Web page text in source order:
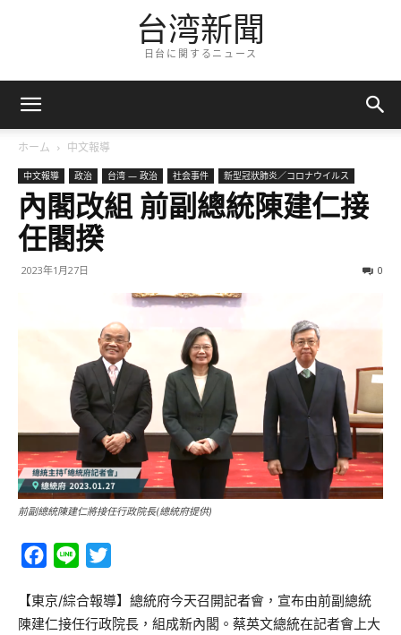
台湾新聞
日台に関するニュース
ホーム 中文報導
中文報導 政治 台湾 — 政治 社会事件 新型冠狀肺炎／コロナウイルス
內閣改組 前副總統陳建仁接
任閣揆
2023年1月27日 0
前副總統陳建仁將接任行政院長(總統府提供)
Facebook
Line
【東京/綜合報導】總統府今天召開記者會，宣布由前副總統
陳建仁接任行政院長，組成新內閣。蔡英文總統在記者會上大